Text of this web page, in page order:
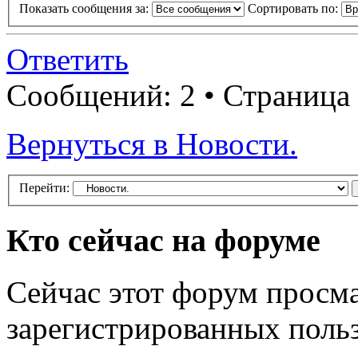
Показать сообщения за: Сортировать по:
Ответить
Сообщений: 2 • Страница
Вернуться в Новости.
Перейти:
Кто сейчас на форуме
Сейчас этот форум
зарегистрированных